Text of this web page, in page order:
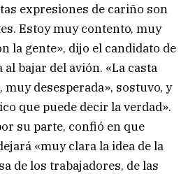
expresiones de cariño son
Estoy muy contento, muy
la gente», dijo el candidato de
bajar del avión. «La casta
muy desesperada», sostuvo, y
que puede decir la verdad».
su parte, confió en que
«muy clara la idea de la
de los trabajadores, de las